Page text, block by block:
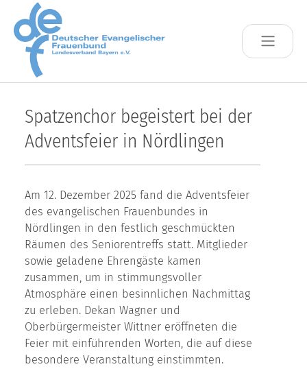
Skip to main content
Spatzenchor begeistert bei der
Adventsfeier in Nördlingen
Am 12. Dezember 2025 fand die Adventsfeier
des evangelischen Frauenbundes in
Nördlingen in den festlich geschmückten
Räumen des Seniorentreffs statt. Mitglieder
sowie geladene Ehrengäste kamen
zusammen, um in stimmungsvoller
Atmosphäre einen besinnlichen Nachmittag
zu erleben. Dekan Wagner und
Oberbürgermeister Wittner eröffneten die
Feier mit einführenden Worten, die auf diese
besondere Veranstaltung einstimmten.